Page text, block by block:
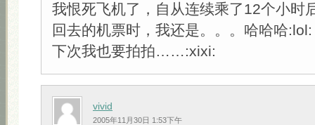
我恨死飞机了，自从连续乘了12个小时
回去的机票时，我还是。。。哈哈哈:lol:
下次我也要拍拍……:xixi:
vivid
2005年11月30日 1:53下午